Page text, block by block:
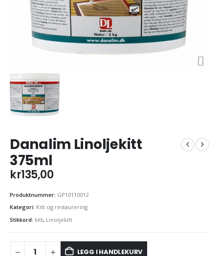
Danalim Linoljekitt
375ml
kr135,00
Produktnummer: GP10110012
Kategori: Kitt og restaurering
Stikkord: kitt, Linoljekitt
LEGG I HANDLEKURV